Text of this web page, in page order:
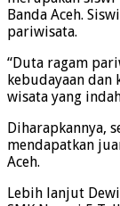
Banda Aceh.
pariwisata.
“Duta ragam
kebudayaan
wisata yang
Diharapkannya,
mendapatkan
Aceh.
Lebih lanjut